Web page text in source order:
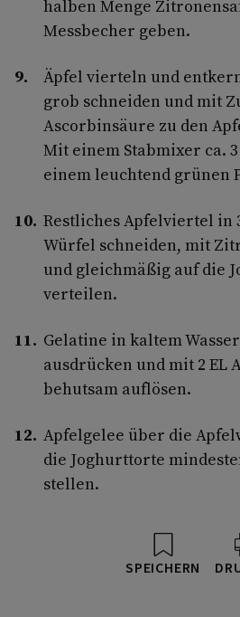
halben Menge
Messbecher geben.
Äpfel vierteln und
grob schneiden und mit
Ascorbinsäure zu den
Mit einem Stabmixer ca.
einem leuchtend grünen
Restliches Apfelviertel in
Würfel schneiden, mit
und gleichmäßig auf die
verteilen.
Gelatine in kaltem
ausdrücken und mit 2 EL
behutsam auflösen.
Apfelgelee über die
die Joghurttorte
stellen.
SPEICHERN